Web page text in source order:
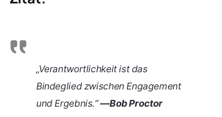
„Verantwortlichkeit ist das
Bindeglied zwischen Engagement
und Ergebnis.“—Bob Proctor